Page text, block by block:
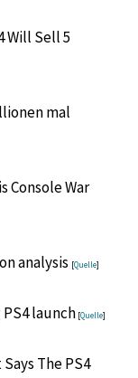
Will Sell 5
mal
Console War
analysis [Quelle]
launch [Quelle]
The PS4